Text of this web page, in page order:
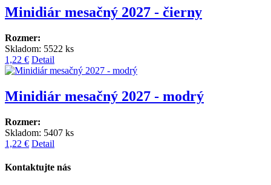
Minidiár mesačný 2027 - čierny
Rozmer:
Skladom: 5522 ks
1,22 € Detail
Minidiár mesačný 2027 - modrý
Rozmer:
Skladom: 5407 ks
1,22 € Detail
Kontaktujte nás